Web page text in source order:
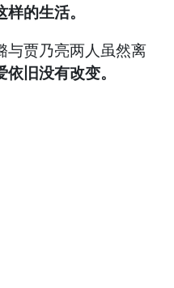
的生活。
与贾乃亮两人虽然离
旧没有改变。